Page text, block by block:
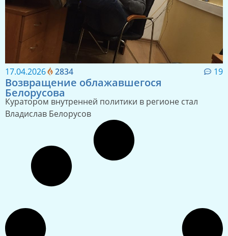
17.04.2026 2834 19
Возвращение облажавшегося
Белорусова
Куратором внутренней политики в регионе стал
Владислав Белорусов